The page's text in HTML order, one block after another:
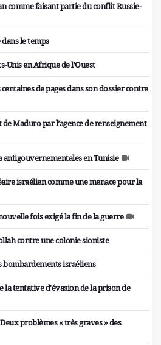
comme faisant partie du conflit Russie-
le temps
Unis en Afrique de l’Ouest
de pages dans son dossier contre
de Maduro par l’agence de renseignement
en Tunisie
israélien comme une menace pour la
fois exigé la fin de la guerre
contre une colonie sioniste
bombardements israéliens
la tentative d'évasion de la prison de
problèmes « très graves » des